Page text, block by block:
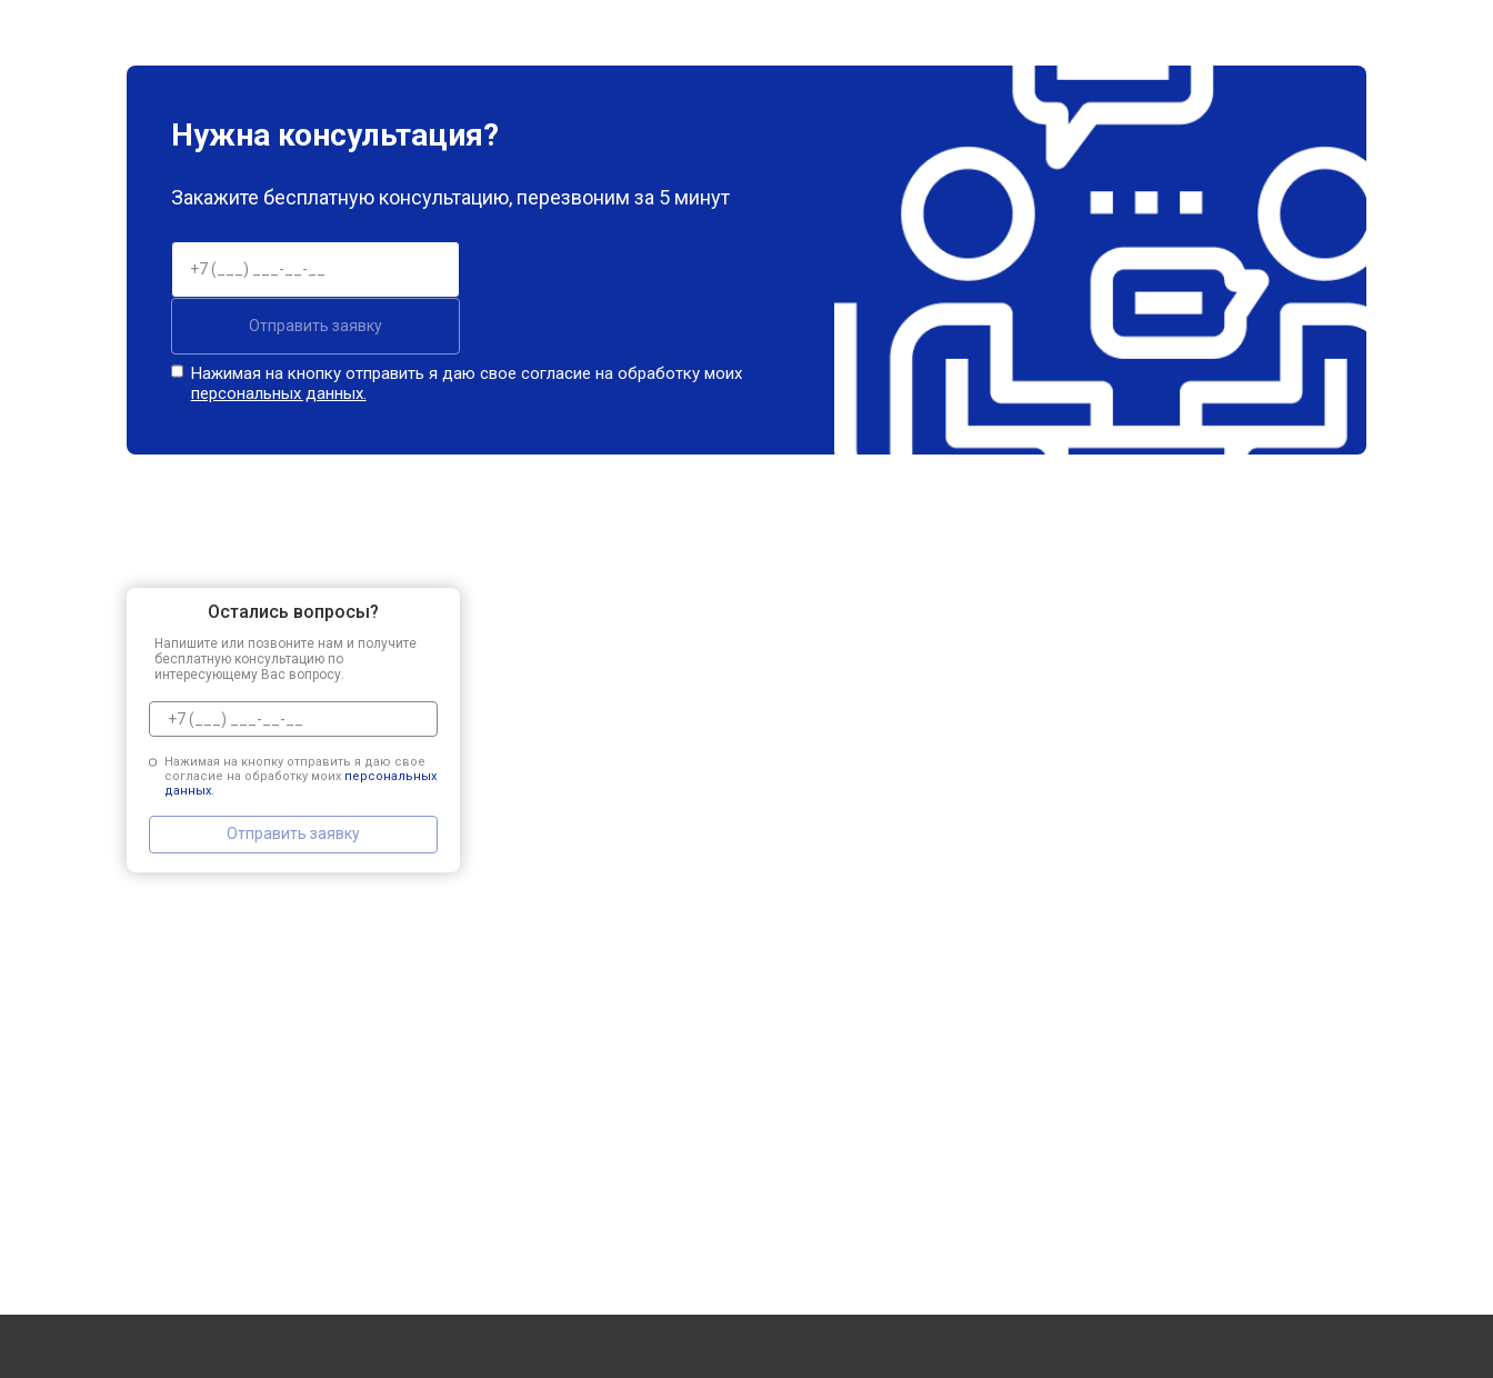
Нужна консультация?
Закажите бесплатную консультацию, перезвоним за 5 минут
Отправить заявку
Нажимая на кнопку отправить я даю свое согласие на обработку моих
персональных данных.
Остались вопросы?
Напишите или позвоните нам и получите
бесплатную консультацию по
интересующему Вас вопросу.
Нажимая на кнопку отправить я даю свое
согласие на обработку моих персональных
данных.
Отправить заявку